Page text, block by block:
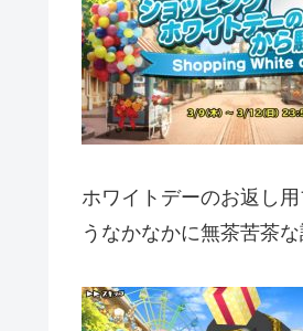
ホワイトデーのお返し
うなかなかに無茶苦茶な